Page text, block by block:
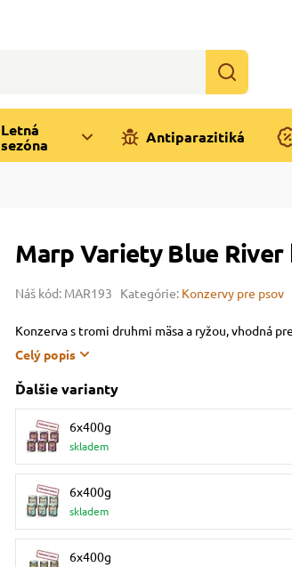
Letná
sezóna
Antiparazitiká
Marp Variety Blue
Náš kód: MAR193 Kategórie: Konzervy pre psov
Konzerva s tromi druhmi mäsa a ryžou, vhodná
Celý popis
Ďalšie varianty
6x400g
skladem
6x400g
skladem
6x400g